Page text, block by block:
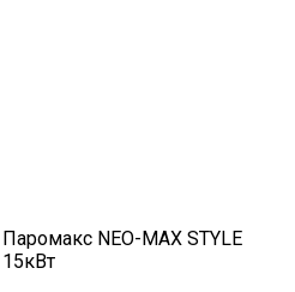
Паромакс NEO-MAX STYLE
15кВт